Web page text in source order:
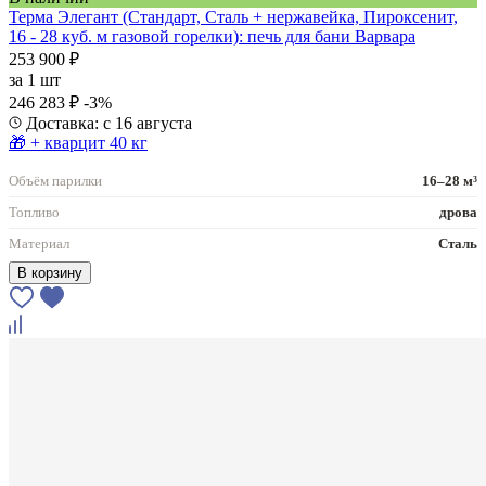
Терма Элегант (Стандарт, Сталь + нержавейка, Пироксенит,
16 - 28 куб. м газовой горелки): печь для бани Варвара
253 900 ₽
за 1 шт
246 283 ₽ -3%
Доставка: с 16 августа
🎁 + кварцит 40 кг
Объём парилки
16–28 м³
Топливо
дрова
Материал
Сталь
В корзину